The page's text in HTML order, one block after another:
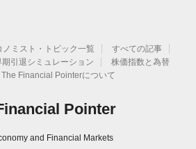
ノミスト・トピック一覧
すべての記事
期引退シミュレーション
株価指数と為替
The Financial Pointerについて
Pointer
and Financial Markets